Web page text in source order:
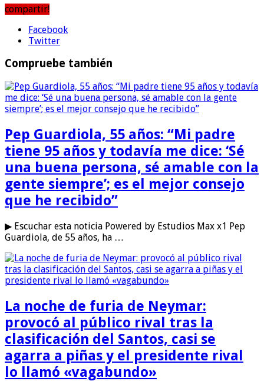
compartir!
Facebook
Twitter
Compruebe también
Pep Guardiola, 55 años: “Mi padre
tiene 95 años y todavía me dice: ‘Sé
una buena persona, sé amable con la
gente siempre’; es el mejor consejo
que he recibido”
▶ Escuchar esta noticia Powered by Estudios Max x1 Pep
Guardiola, de 55 años, ha …
La noche de furia de Neymar:
provocó al público rival tras la
clasificación del Santos, casi se
agarra a piñas y el presidente rival
lo llamó «vagabundo»